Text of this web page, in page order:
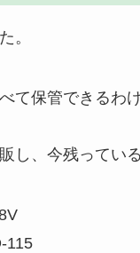
。
て保管できるわ
し、今残ってい
115